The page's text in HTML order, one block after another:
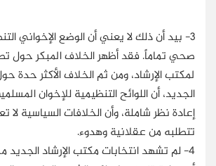
3- بيد أن ذلك لا يعني أن الوضع الإخواني
صحي تماماً. فقد أظهر الخلاف المبكر حول
لمكتب الإرشاد، ومن ثم الخلاف الأكثر حدة
الجديد، أن اللوائح التنظيمية للإخوان
إعادة نظر شاملة، وأن الخلافات السياسية لا
تتطلبه من عقلانية وهدوء.
4- لم تشهد انتخابات مكتب الإرشاد الجديد